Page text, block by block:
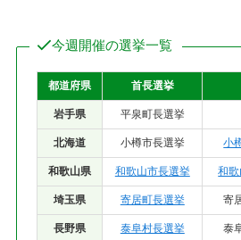
今週開催の選挙一覧
都道府県 首長選挙
岩手県 平泉町長選挙
北海道 小樽市長選挙 小
和歌山県 和歌山市長選挙 和
埼玉県 寄居町長選挙 寄
長野県 泰阜村長選挙 泰